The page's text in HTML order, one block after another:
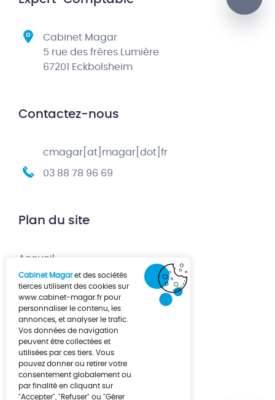
Cabinet Magar
5 rue des frères Lumière
67201 Eckbolsheim
Contactez-nous
cmagar[at]magar[dot]fr
03 88 78 96 69
Plan du site
Accueil
Création d’entreprise
Développement d’entreprise
À propos
Actualités
Contact
Cabinet Magaret des sociétés
tierces utilisent des cookies sur
www.cabinet-magar.frpour
personnaliser le contenu, les
annonces, et analyser le trafic.
Vos données de navigation
peuvent être collectées et
utilisées par ces tiers. Vous
pouvez donner ou retirer votre
consentement globalement ou
par finalité en cliquant sur
"Accepter", "Refuser" ou "Gérer